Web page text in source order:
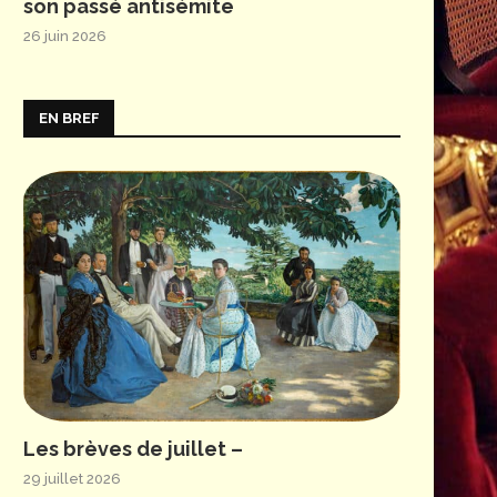
son passé antisémite
26 juin 2026
EN BREF
Les brèves de juillet –
29 juillet 2026